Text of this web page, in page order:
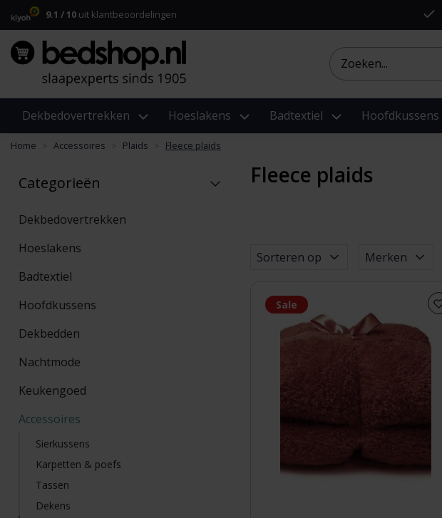
9.1 / 10 uit klantbeoordelingen
Dekbedovertrekken Hoeslakens Badtextiel Hoofdkussens
Home Accessoires Plaids Fleece plaids
Categorieën
Dekbedovertrekken
Hoeslakens
Badtextiel
Hoofdkussens
Dekbedden
Nachtmode
Keukengoed
Accessoires
Sierkussens
Karpetten & poefs
Tassen
Dekens
Fleece plaids
Sorteren op Merken
Sale